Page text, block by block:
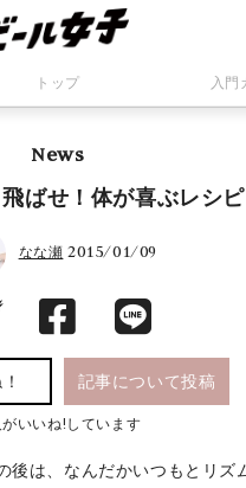
トップ 入門
News
ばせ！体が喜ぶレシ
なな瀬 2015/01/09
記事について投稿
がいいね!しています
は、なんだかいつもとリズ